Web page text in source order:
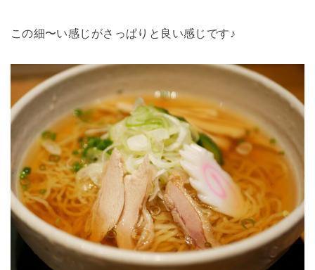
この細〜い感じがさっぱりと良い感じです♪